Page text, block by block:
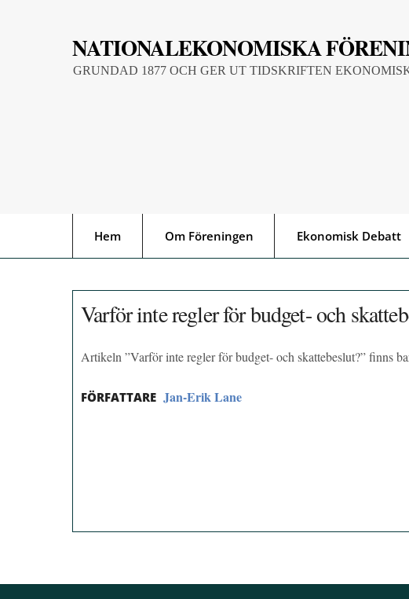
NATIONALEKONOMISKA
GRUNDAD 1877 OCH GER UT TIDSKRIFTEN
Hem Om Föreningen Ekonomisk Debatt
Varför inte regler för budget- och
Artikeln ”Varför inte regler för budget- och skattebeslut?” finns
FÖRFATTARE Jan-Erik Lane